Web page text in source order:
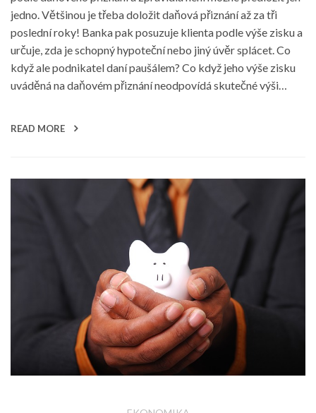
jedno. Většinou je třeba doložit daňová přiznání až za tři
poslední roky! Banka pak posuzuje klienta podle výše zisku a
určuje, zda je schopný hypoteční nebo jiný úvěr splácet. Co
když ale podnikatel daní paušálem? Co když jeho výše zisku
uváděná na daňovém přiznání neodpovídá skutečné výši…
READ MORE